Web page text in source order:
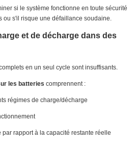
si le système fonctionne en toute sécurité
ou s'il risque une défaillance soudaine.
et de décharge dans des
en un seul cycle sont insuffisants.
les batteries comprennent :
régimes de charge/décharge
par rapport à la capacité restante réelle